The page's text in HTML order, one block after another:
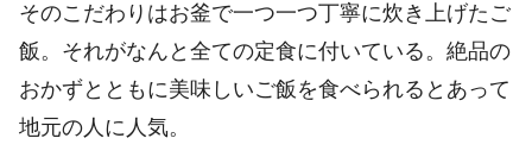
そのこだわりはお釜で一つ一つ丁寧に炊き上げたご
飯。それがなんと全ての定食に付いている。絶品の
おかずとともに美味しいご飯を食べられるとあって
地元の人に人気。